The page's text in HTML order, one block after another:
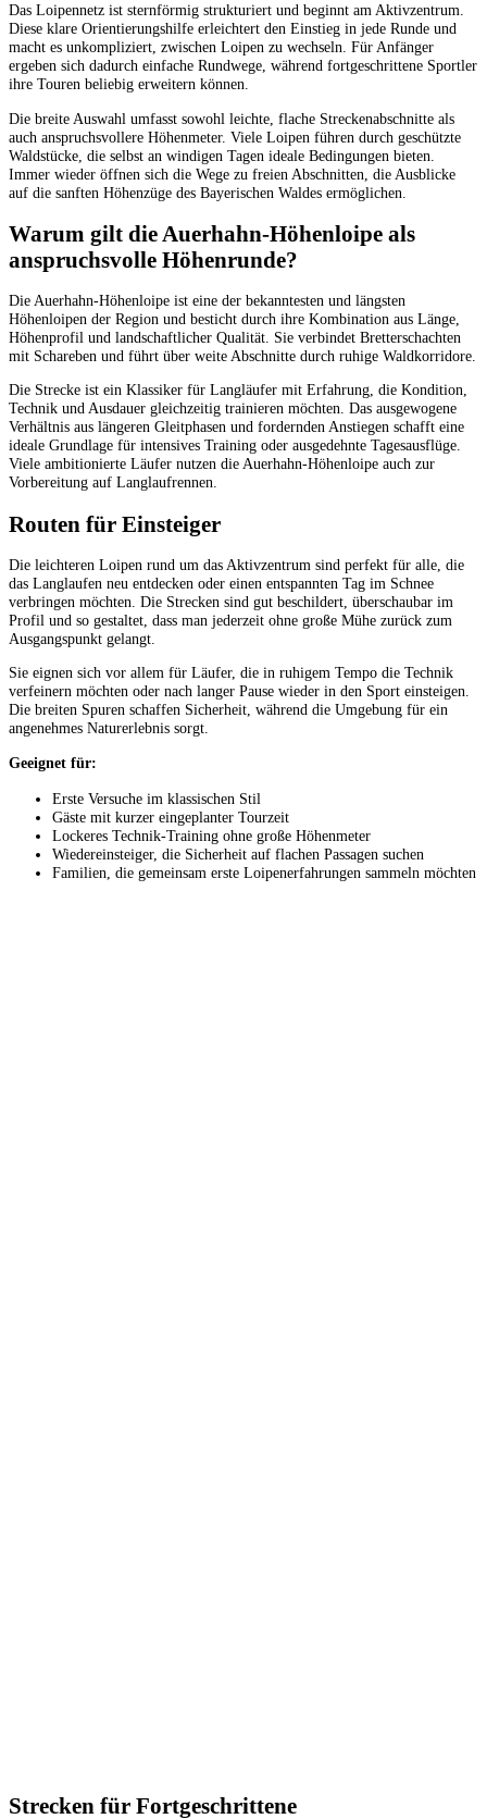
Das Loipennetz ist sternförmig strukturiert und beginnt am Aktivzentrum.
Diese klare Orientierungshilfe erleichtert den Einstieg in jede Runde und
macht es unkompliziert, zwischen Loipen zu wechseln. Für Anfänger
ergeben sich dadurch einfache Rundwege, während fortgeschrittene Sportler
ihre Touren beliebig erweitern können.
Die breite Auswahl umfasst sowohl leichte, flache Streckenabschnitte als
auch anspruchsvollere Höhenmeter. Viele Loipen führen durch geschützte
Waldstücke, die selbst an windigen Tagen ideale Bedingungen bieten.
Immer wieder öffnen sich die Wege zu freien Abschnitten, die Ausblicke
auf die sanften Höhenzüge des Bayerischen Waldes ermöglichen.
Warum gilt die Auerhahn-Höhenloipe als
anspruchsvolle Höhenrunde?
Die Auerhahn-Höhenloipe ist eine der bekanntesten und längsten
Höhenloipen der Region und besticht durch ihre Kombination aus Länge,
Höhenprofil und landschaftlicher Qualität. Sie verbindet Bretterschachten
mit Schareben und führt über weite Abschnitte durch ruhige Waldkorridore.
Die Strecke ist ein Klassiker für Langläufer mit Erfahrung, die Kondition,
Technik und Ausdauer gleichzeitig trainieren möchten. Das ausgewogene
Verhältnis aus längeren Gleitphasen und fordernden Anstiegen schafft eine
ideale Grundlage für intensives Training oder ausgedehnte Tagesausflüge.
Viele ambitionierte Läufer nutzen die Auerhahn-Höhenloipe auch zur
Vorbereitung auf Langlaufrennen.
Routen für Einsteiger
Die leichteren Loipen rund um das Aktivzentrum sind perfekt für alle, die
das Langlaufen neu entdecken oder einen entspannten Tag im Schnee
verbringen möchten. Die Strecken sind gut beschildert, überschaubar im
Profil und so gestaltet, dass man jederzeit ohne große Mühe zurück zum
Ausgangspunkt gelangt.
Sie eignen sich vor allem für Läufer, die in ruhigem Tempo die Technik
verfeinern möchten oder nach langer Pause wieder in den Sport einsteigen.
Die breiten Spuren schaffen Sicherheit, während die Umgebung für ein
angenehmes Naturerlebnis sorgt.
Geeignet für:
Erste Versuche im klassischen Stil
Gäste mit kurzer eingeplanter Tourzeit
Lockeres Technik-Training ohne große Höhenmeter
Wiedereinsteiger, die Sicherheit auf flachen Passagen suchen
Familien, die gemeinsam erste Loipenerfahrungen sammeln möchten
Strecken für Fortgeschrittene